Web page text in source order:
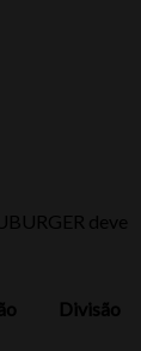
deve
Divisão